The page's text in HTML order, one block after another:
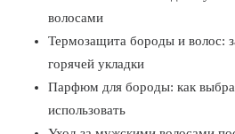
волосами
Термозащита бороды и волос:
горячей укладки
Парфюм для бороды: как
использовать